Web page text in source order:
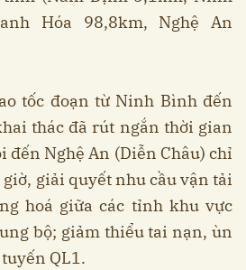
Hóa 98,8km, Nghệ An
tốc đoạn từ Ninh Bình đến
thác đã rút ngắn thời gian
đến Nghệ An (Diễn Châu) chỉ
giải quyết nhu cầu vận tải
hoá giữa các tỉnh khu vực
bộ; giảm thiểu tai nạn, ùn
QL1.